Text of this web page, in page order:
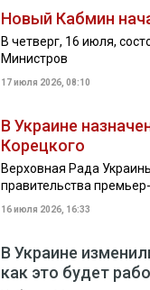
Новый Кабмин
В четверг, 16 июля,
Министров
17 июля 2026, 08:10
В Украине
Корецкого
Верховная Рада
правительства
16 июля 2026, 16:33
В Украине
как это будет